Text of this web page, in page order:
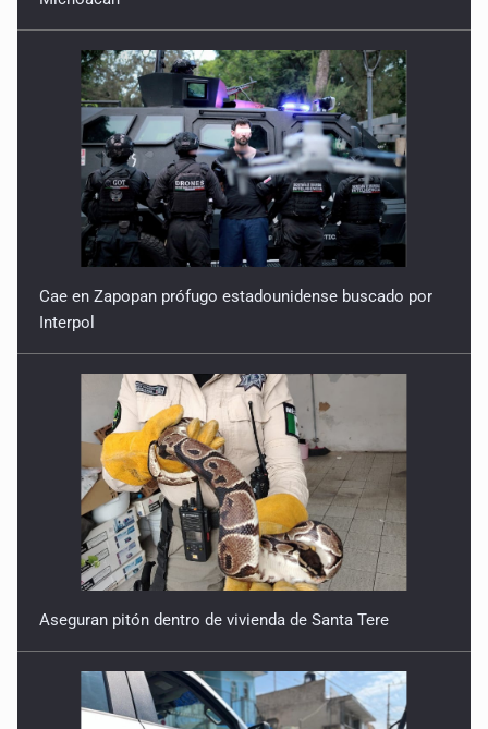
Cae en Zapopan prófugo estadounidense buscado por
Interpol
Aseguran pitón dentro de vivienda de Santa Tere